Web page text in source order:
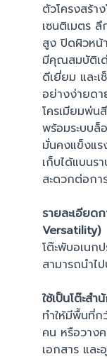
ตัวโครงสร้า
เซนติเมตร
สูง ปิดผิวหน้
มีคุณสมบัติเ
ดีเยี่ยม และ
อย่างง่ายดา
โครเมียมพ่น
พร้อมระบบล็
มั่นคงแข็งแร
เก็บได้แบนร
สะดวกต่อกา
รายละเอียด
Versatility)
โต๊ะพับอเนก
สามารถนำไ
ใช้เป็นโต๊ะสำ
ทำให้มีพื้นที่ก
คน หรือวาง
เอกสาร แล